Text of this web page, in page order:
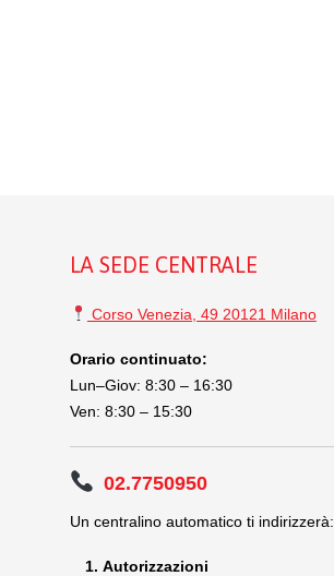
LA SEDE CENTRALE
Corso Venezia, 49 20121 Milano
Orario continuato:
Lun–Giov: 8:30 – 16:30
Ven: 8:30 – 15:30
02.7750950
Un centralino automatico ti indirizzerà:
Autorizzazioni